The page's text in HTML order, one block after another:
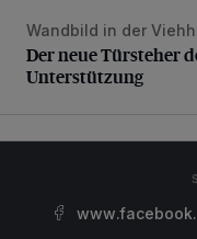
Der neue Türsteher
Wandbild in der
Der neue Türsteher
Unterstützung